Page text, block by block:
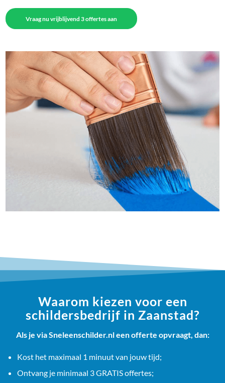
Vraag nu vrijblijvend 3 offertes aan
Waarom kiezen voor een
schildersbedrijf in Zaanstad?
Als je via Sneleenschilder.nl een offerte opvraagt, dan:
Kost het maximaal 1 minuut van jouw tijd;
Ontvang je minimaal 3 GRATIS offertes;